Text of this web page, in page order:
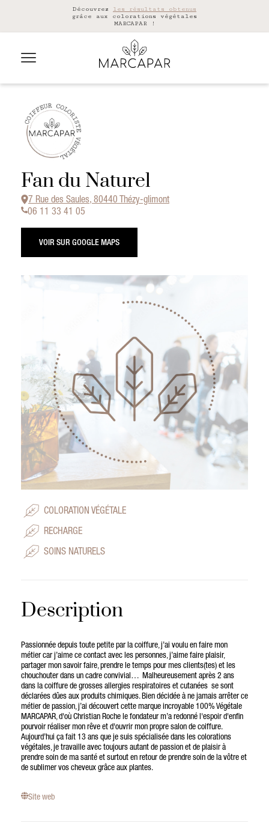
Découvrez les résultats obtenus
grâce aux colorations végétales
MARCAPAR !
Fan du Naturel
7 Rue des Saules, 80440 Thézy-glimont
06 11 33 41 05
VOIR SUR GOOGLE MAPS
COLORATION VÉGÉTALE
RECHARGE
SOINS NATURELS
Description
Passionnée depuis toute petite par la coiffure, j’ai voulu en faire mon
métier car j’aime ce contact avec les personnes, j’aime faire plaisir,
partager mon savoir faire, prendre le temps pour mes clients(tes) et les
chouchouter dans un cadre convivial… Malheureusement après 2 ans
dans la coiffure de grosses allergies respiratoires et cutanées se sont
déclarées dûes aux produits chimiques. Bien décidée à ne jamais arrêter ce
métier de passion, j’ai découvert cette marque incroyable 100% Végétale
MARCAPAR, d'où Christian Roche le fondateur m’a redonné l'espoir d'enfin
pourvoir réaliser mon rêve et d'ouvrir mon propre salon de coiffure.
Aujourd’hui ça fait 13 ans que je suis spécialisée dans les colorations
végétales, je travaille avec toujours autant de passion et de plaisir à
prendre soin de ma santé et surtout en retour de prendre soin de la vôtre et
de sublimer vos cheveux grâce aux plantes.
Site web